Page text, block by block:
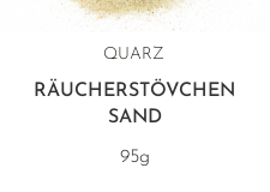
QUARZ
RÄUCHERSTÖVCHEN
SAND
95g